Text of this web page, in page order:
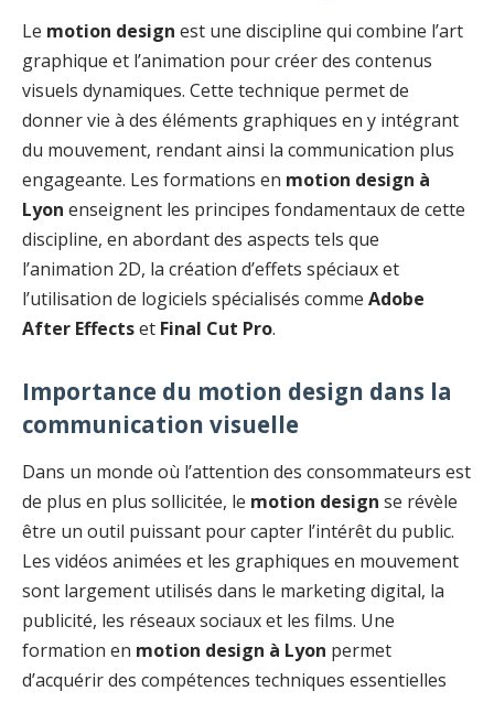
Le motion design est une discipline qui combine l’art
graphique et l’animation pour créer des contenus
visuels dynamiques. Cette technique permet de
donner vie à des éléments graphiques en y intégrant
du mouvement, rendant ainsi la communication plus
engageante. Les formations en motion design à
Lyon enseignent les principes fondamentaux de cette
discipline, en abordant des aspects tels que
l’animation 2D, la création d’effets spéciaux et
l’utilisation de logiciels spécialisés comme Adobe
After Effectset Final Cut Pro.
Importance du motion design dans la
communication visuelle
Dans un monde où l’attention des consommateurs est
de plus en plus sollicitée, le motion design se révèle
être un outil puissant pour capter l’intérêt du public.
Les vidéos animées et les graphiques en mouvement
sont largement utilisés dans le marketing digital, la
publicité, les réseaux sociaux et les films. Une
formation en motion design à Lyon permet
d’acquérir des compétences techniques essentielles